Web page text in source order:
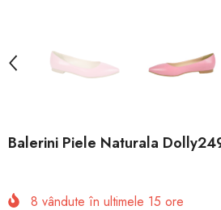
Balerini Piele Naturala
8 vândute în ultimele 15 ore